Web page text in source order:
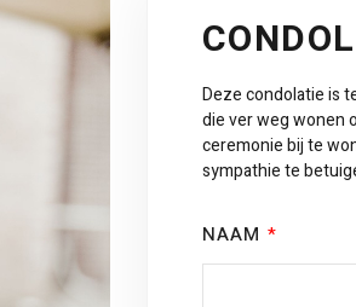
Deze condolatie is
die ver weg wonen
ceremonie bij te
sympathie te
NAAM *